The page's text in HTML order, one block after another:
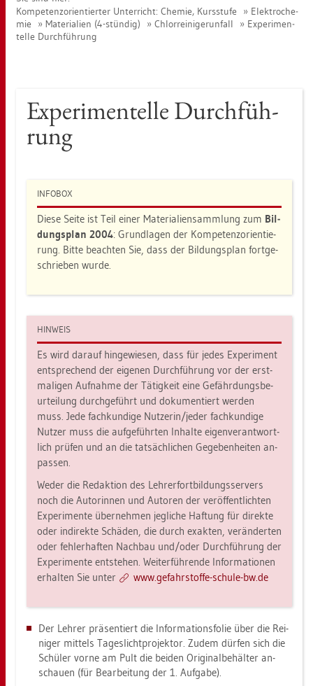
Kom­pe­tenz­ori­en­tier­ter Un­ter­richt: Che­mie, Kurs­stu­fe
Elek­tro­che­
mie
Ma­te­ria­li­en (4-stün­dig) Chlor­rei­ni­ge­run­fall
Ex­pe­ri­men­
tel­le Durch­füh­rung
Ex­pe­ri­men­tel­le Durch­füh­
rung
IN­FO­BOX
Diese Seite ist Teil einer Ma­te­ria­li­en­samm­lung zum Bil­
dungs­plan 2004: Grund­la­gen der Kom­pe­tenz­ori­en­tie­
rung. Bitte be­ach­ten Sie, dass der Bil­dungs­plan fort­ge­
schrie­ben wurde.
HIN­WEIS
Es wird dar­auf hin­ge­wie­sen, dass für jedes Ex­pe­ri­ment
ent­spre­chend der ei­ge­nen Durch­füh­rung vor der erst­
ma­li­gen Auf­nah­me der Tä­tig­keit eine Ge­fähr­dungs­be­
ur­tei­lung durch­ge­führt und do­ku­men­tiert wer­den
muss. Jede fach­kun­di­ge Nut­ze­rin/jeder fach­kun­di­ge
Nut­zer muss die auf­ge­führ­ten In­hal­te ei­gen­ver­ant­wort­
lich prü­fen und an die tat­säch­li­chen Ge­ge­ben­hei­ten an­
pas­sen.
Weder die Re­dak­ti­on des Leh­rer­fort­bil­dungs­ser­vers
noch die Au­to­rin­nen und Au­to­ren der ver­öf­fent­lich­ten
Ex­pe­ri­men­te über­neh­men jeg­li­che Haf­tung für di­rek­te
oder in­di­rek­te Schä­den, die durch ex­ak­ten, ver­än­der­ten
oder feh­ler­haf­ten Nach­bau und/oder Durch­füh­rung der
Ex­pe­ri­men­te ent­ste­hen. Wei­ter­füh­ren­de In­for­ma­tio­nen
er­hal­ten Sie unter
www.​gef​ahrs​toff​e-​schu­le-​bw.​de
Der Leh­rer prä­sen­tiert die In­for­ma­ti­ons­fo­lie über die Rei­
ni­ger mit­tels Ta­ges­licht­pro­jek­tor. Zudem dür­fen sich die
Schü­ler vorne am Pult die bei­den Ori­gi­nal­be­häl­ter an­
schau­en (für Be­ar­bei­tung der 1. Auf­ga­be).